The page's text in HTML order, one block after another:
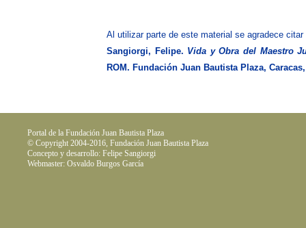
Al utilizar parte de este material se agradece
Sangiorgi, Felipe. Vida y Obra del Maestro
ROM. Fundación Juan Bautista Plaza,
Portal de la Fundación Juan Bautista Plaza
© Copyright 2004-2016, Fundación Juan Bautista Plaza
Concepto y desarrollo: Felipe Sangiorgi
Webmaster: Osvaldo Burgos García